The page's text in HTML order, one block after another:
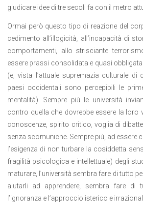
giudicare idee di tre secoli fa con il metro
Ormai però questo tipo di reazione del
cedimento all’illogicità, all’incapacità di
comportamenti, allo strisciante
essere prassi consolidata e quasi
(e, vista l’attuale supremazia culturale di
paesi occidentali sono percepibili le
mentalità). Sempre più le università
contro quella che dovrebbe essere la loro
conoscenze, spirito critico, voglia di
senza scomuniche. Sempre più, ad essere
l’esigenza di non turbare la cosiddetta
fragilità psicologica e intellettuale) degli
maturare, l’università sembra fare di tutto
aiutarli ad apprendere, sembra fare di
l’ignoranza e l’approccio isterico e